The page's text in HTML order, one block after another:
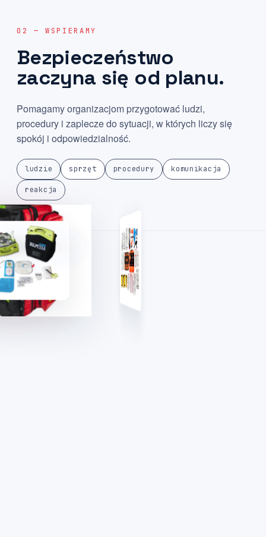
02 — WSPIERAMY
Bezpieczeństwo
zaczyna się od planu.
Pomagamy organizacjom przygotować ludzi,
procedury i zaplecze do sytuacji, w których liczy się
spokój i odpowiedzialność.
ludzie sprzęt procedury komunikacja
reakcja